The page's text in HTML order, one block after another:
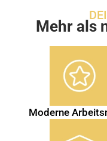
Mehr als
Moderne